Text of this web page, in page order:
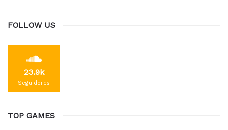
FOLLOW US
23.9k
Seguidores
TOP GAMES